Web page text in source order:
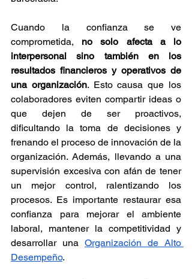
Cuando la confianza se ve
comprometida, no solo afecta a lo
interpersonal sino también en los
resultados financieros y operativos de
una organización. Esto causa que los
colaboradores eviten compartir ideas o
que dejen de ser proactivos,
dificultando la toma de decisiones y
frenando el proceso de innovación de la
organización. Además, llevando a una
supervisión excesiva con afán de tener
un mejor control, ralentizando los
procesos. Es importante restaurar esa
confianza para mejorar el ambiente
laboral, mantener la competitividad y
desarrollar una Organización de Alto
Desempeño.